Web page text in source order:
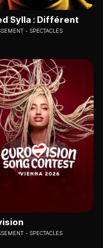
Sylla : Différent
SPECTACLES
SPECTACLES